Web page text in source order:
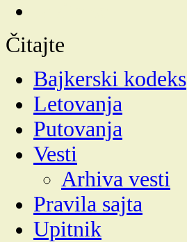
Čitajte
Bajkerski kodeks
Letovanja
Putovanja
Vesti
Arhiva vesti
Pravila sajta
Upitnik